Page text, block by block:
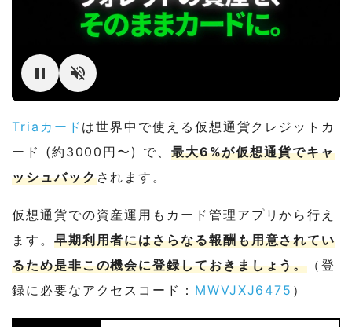
Triaカード は世界中で使える仮想通貨クレジットカ
ード (約3000円〜) で、 最大6%が仮想通貨でキャ
ッシュバックされます。
仮想通貨での資産運用もカード管理アプリから行え
ます。 早期利用者にはさらなる報酬も用意されてい
るため是非この機会に登録しておきましょう。 （登
録に必要なアクセスコード： MWVJXJ6475 ）